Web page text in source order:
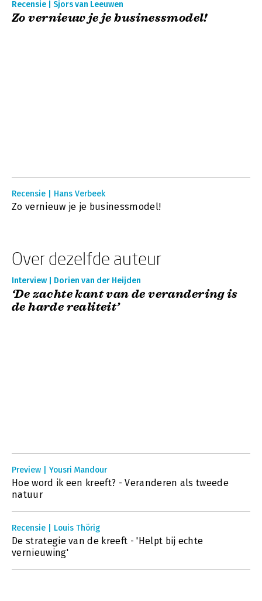
Recensie | Sjors van Leeuwen
Zo vernieuw je je businessmodel!
Recensie | Hans Verbeek
Zo vernieuw je je businessmodel!
Over dezelfde auteur
Interview | Dorien van der Heijden
‘De zachte kant van de verandering is
de harde realiteit’
Preview | Yousri Mandour
Hoe word ik een kreeft? - Veranderen als tweede
natuur
Recensie | Louis Thörig
De strategie van de kreeft - 'Helpt bij echte
vernieuwing'